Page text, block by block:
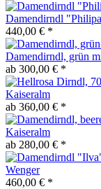
Damendirndl
440,00 € *
Damendirndl, grün
ab 300,00 € *
Kaiseralm
ab 360,00 € *
Kaiseralm
ab 280,00 € *
Wenger
460,00 € *